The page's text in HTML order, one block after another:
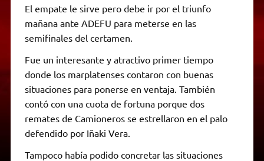
El empate le sirve pero debe ir por el triunfo
mañana ante ADEFU para meterse en las
semifinales del certamen.
Fue un interesante y atractivo primer tiempo
donde los marplatenses contaron con buenas
situaciones para ponerse en ventaja. También
contó con una cuota de fortuna porque dos
remates de Camioneros se estrellaron en el palo
defendido por Iñaki Vera.
Tampoco había podido concretar las situaciones